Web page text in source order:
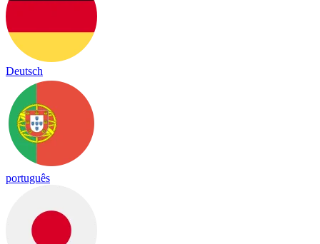
Deutsch
português